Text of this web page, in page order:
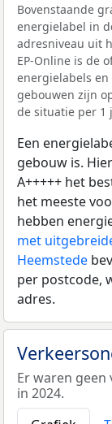
Bovenstaande
energielabel in
adresniveau uit
EP-Online is de
energielabels
gebouwen zijn
de situatie per 1
Een
gebouw is.
A+++++ het
het meeste
hebben
met
Heemstede
per postcode,
adres.
Er waren
in 2024.